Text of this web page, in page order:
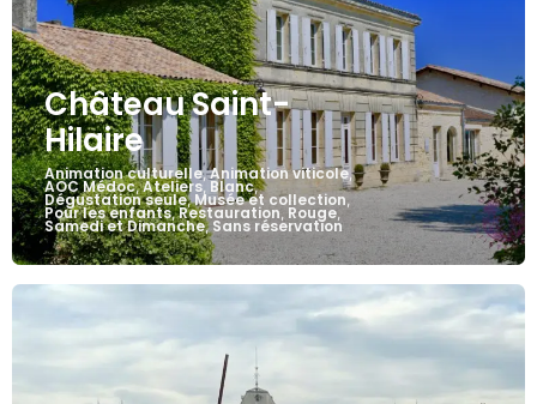
Château Saint-
Hilaire
Animation culturelle,Animation viticole,
AOC Médoc,Ateliers,Blanc,
Dégustation seule,Musée et collection,
Pour les enfants,Restauration Rouge
Samedi et Dimanche, Sans réservation